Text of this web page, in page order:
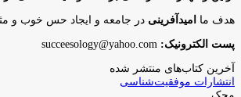
هدف ما امیدآفرینی در جامعه و ایجاد حس خوب و
پست الکترونیک:
آخرین کتاب‌های منتشر شده
انتشارات موفقیت‌شناسی
محک